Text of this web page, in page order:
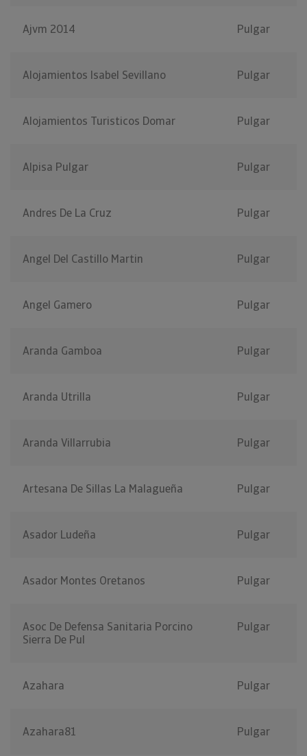
Ajvm 2014 Pulgar
Alojamientos Isabel Sevillano Pulgar
Alojamientos Turisticos Domar Pulgar
Alpisa Pulgar Pulgar
Andres De La Cruz Pulgar
Angel Del Castillo Martin Pulgar
Angel Gamero Pulgar
Aranda Gamboa Pulgar
Aranda Utrilla Pulgar
Aranda Villarrubia Pulgar
Artesana De Sillas La Malagueña Pulgar
Asador Ludeña Pulgar
Asador Montes Oretanos Pulgar
Asoc De Defensa Sanitaria Porcino
Sierra De Pul
Pulgar
Azahara Pulgar
Azahara81 Pulgar